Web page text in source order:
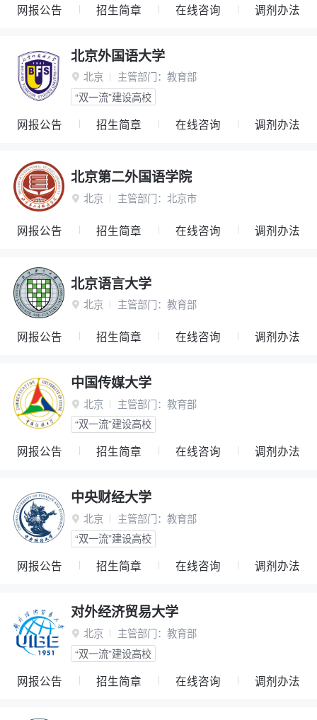
网报公告 招生简章 在线咨询 调剂办法
北京外国语大学
 北京 主管部门： 教育部
“双一流”建设高校
网报公告 招生简章 在线咨询 调剂办法
北京第二外国语学院
 北京 主管部门： 北京市
网报公告 招生简章 在线咨询 调剂办法
北京语言大学
 北京 主管部门： 教育部
网报公告 招生简章 在线咨询 调剂办法
中国传媒大学
 北京 主管部门： 教育部
“双一流”建设高校
网报公告 招生简章 在线咨询 调剂办法
中央财经大学
 北京 主管部门： 教育部
“双一流”建设高校
网报公告 招生简章 在线咨询 调剂办法
对外经济贸易大学
 北京 主管部门： 教育部
“双一流”建设高校
网报公告 招生简章 在线咨询 调剂办法